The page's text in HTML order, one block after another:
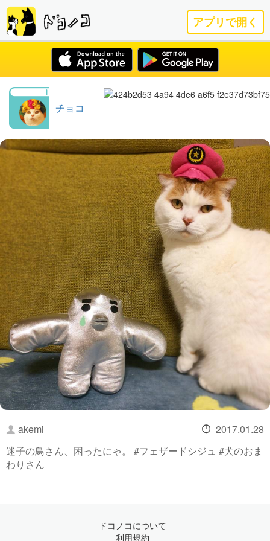
アプリで開く
チョコ
akemi
2017.01.28
迷子の鳥さん、困ったにゃ。 #フェザードシジュ #犬のおま
わりさん
ドコノコについて
利用規約